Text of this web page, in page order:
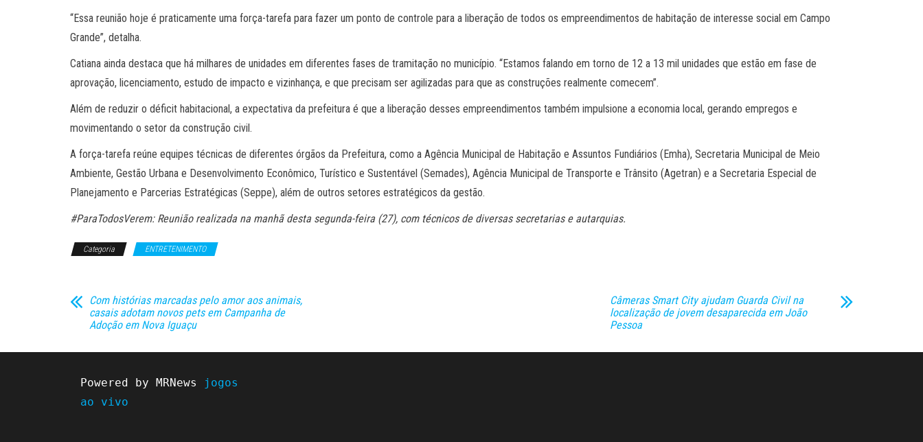
“Essa reunião hoje é praticamente uma força-tarefa para fazer um ponto de controle para a liberação de todos os empreendimentos de habitação de interesse social em Campo
Grande”, detalha.
Catiana ainda destaca que há milhares de unidades em diferentes fases de tramitação no município. “Estamos falando em torno de 12 a 13 mil unidades que estão em fase de
aprovação, licenciamento, estudo de impacto e vizinhança, e que precisam ser agilizadas para que as construções realmente comecem”.
Além de reduzir o déficit habitacional, a expectativa da prefeitura é que a liberação desses empreendimentos também impulsione a economia local, gerando empregos e
movimentando o setor da construção civil.
A força-tarefa reúne equipes técnicas de diferentes órgãos da Prefeitura, como a Agência Municipal de Habitação e Assuntos Fundiários (Emha), Secretaria Municipal de Meio
Ambiente, Gestão Urbana e Desenvolvimento Econômico, Turístico e Sustentável (Semades), Agência Municipal de Transporte e Trânsito (Agetran) e a Secretaria Especial de
Planejamento e Parcerias Estratégicas (Seppe), além de outros setores estratégicos da gestão.
#ParaTodosVerem: Reunião realizada na manhã desta segunda-feira (27), com técnicos de diversas secretarias e autarquias.
Categoria ENTRETENIMENTO
Com histórias marcadas pelo amor aos animais,
casais adotam novos pets em Campanha de
Adoção em Nova Iguaçu
Câmeras Smart City ajudam Guarda Civil na
localização de jovem desaparecida em João
Pessoa
Powered by MRNews
jogos
ao vivo